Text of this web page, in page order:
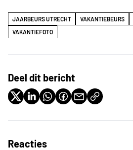
JAARBEURS UTRECHT VAKANTIEBEURS
VAKANTIEFOTO
Deel dit bericht
Reacties